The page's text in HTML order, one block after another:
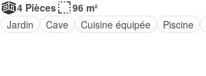
4 Pièces
96 m²
Jardin
Cave Cuisine équipée Piscine